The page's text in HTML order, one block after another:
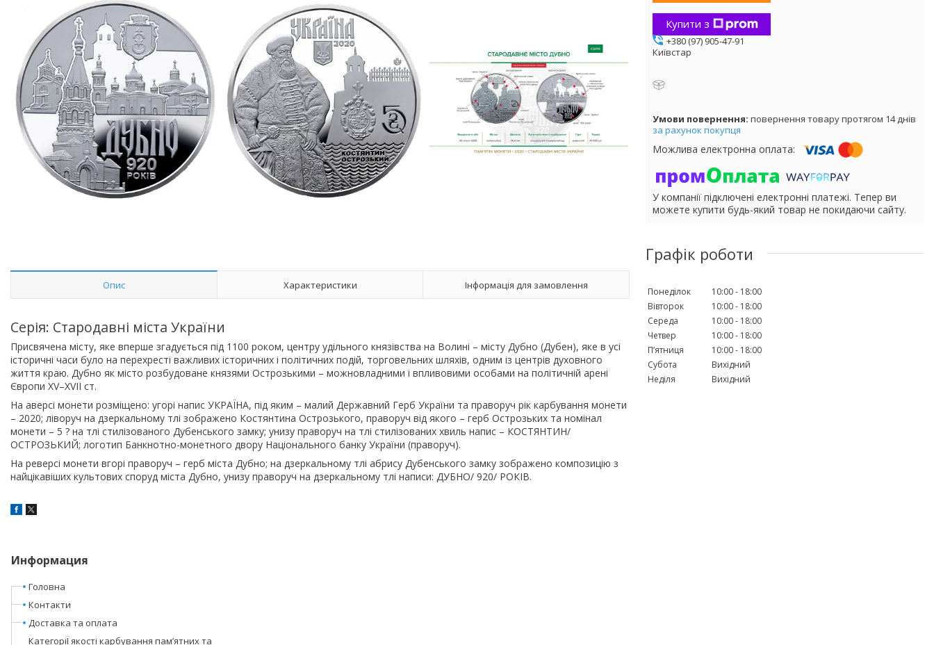
Опис Характеристики Інформація для замовлення
Серія: Стародавні міста України
Присвячена місту, яке вперше згадується під 1100 роком, центру удільного князівства на Волині – місту Дубно (Дубен), яке в усі
історичні часи було на перехресті важливих історичних і політичних подій, торговельних шляхів, одним із центрів духовного
життя краю. Дубно як місто розбудоване князями Острозькими – можновладними і впливовими особами на політичній арені
Європи ХV–ХVІІ ст.
На аверсі монети розміщено: угорі напис УКРАЇНА, під яким – малий Державний Герб України та праворуч рік карбування монети
– 2020; ліворуч на дзеркальному тлі зображено Костянтина Острозького, праворуч від якого – герб Острозьких та номінал
монети – 5 ? на тлі стилізованого Дубенського замку; унизу праворуч на тлі стилізованих хвиль напис – КОСТЯНТИН/
ОСТРОЗЬКИЙ; логотип Банкнотно-монетного двору Національного банку України (праворуч).
На реверсі монети вгорі праворуч – герб міста Дубно; на дзеркальному тлі абрису Дубенського замку зображено композицію з
найцікавіших культових споруд міста Дубно, унизу праворуч на дзеркальному тлі написи: ДУБНО/ 920/ РОКІВ.
Купити з
+380 (97) 905-47-91
Київстар
повернення товару протягом 14 днів
за рахунок покупця
У компанії підключені електронні платежі. Тепер ви
можете купити будь-який товар не покидаючи сайту.
Графік роботи
Понеділок 10:00
18:00
Вівторок
10:00
18:00
Середа
10:00
18:00
Четвер
10:00
18:00
Пʼятниця
10:00
18:00
Субота
Вихідний
Неділя
Вихідний
Информация
Головна
Контакти
Доставка та оплата
КатегоріЇ якості карбування пам’ятних та